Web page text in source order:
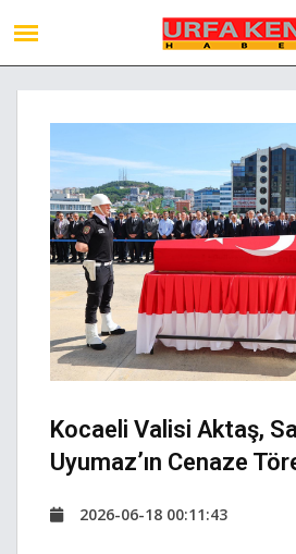
Kocaeli Valisi Aktaş,
Uyumaz’ın Cenaze
2026-06-18 00:11:43